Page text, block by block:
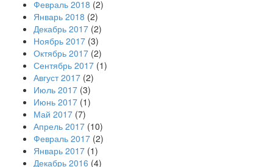
Февраль 2018 (2)
Январь 2018 (2)
Декабрь 2017 (2)
Ноябрь 2017 (3)
Октябрь 2017 (2)
Сентябрь 2017 (1)
Август 2017 (2)
Июль 2017 (3)
Июнь 2017 (1)
Май 2017 (7)
Апрель 2017 (10)
Февраль 2017 (2)
Январь 2017 (1)
Декабрь 2016 (4)